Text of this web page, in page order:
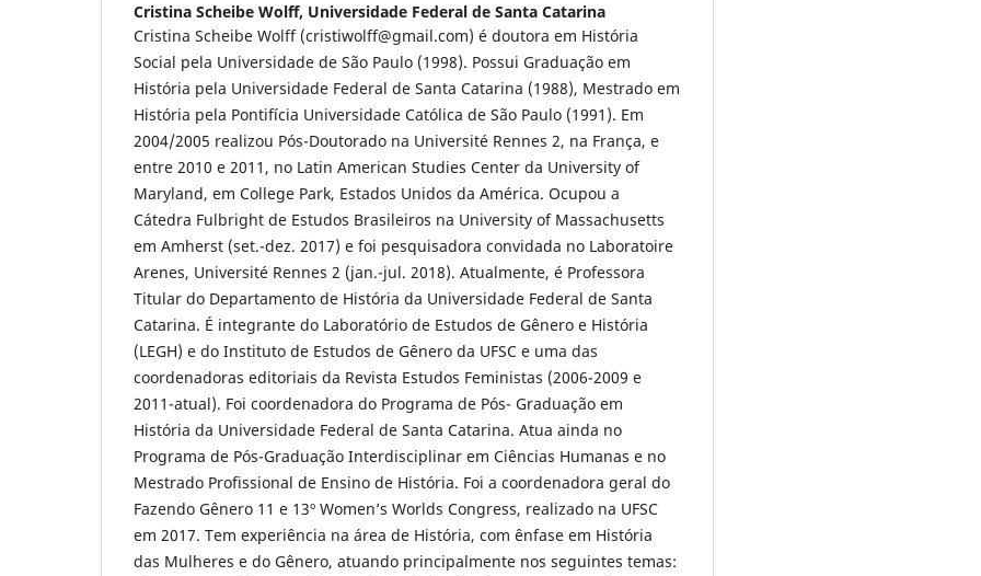
Cristina Scheibe Wolff, Universidade Federal de Santa Catarina
Cristina Scheibe Wolff (cristiwolff@gmail.com) é doutora em História
Social pela Universidade de São Paulo (1998). Possui Graduação em
História pela Universidade Federal de Santa Catarina (1988), Mestrado em
História pela Pontifícia Universidade Católica de São Paulo (1991). Em
2004/2005 realizou Pós-Doutorado na Université Rennes 2, na França, e
entre 2010 e 2011, no Latin American Studies Center da University of
Maryland, em College Park, Estados Unidos da América. Ocupou a
Cátedra Fulbright de Estudos Brasileiros na University of Massachusetts
em Amherst (set.-dez. 2017) e foi pesquisadora convidada no Laboratoire
Arenes, Université Rennes 2 (jan.-jul. 2018). Atualmente, é Professora
Titular do Departamento de História da Universidade Federal de Santa
Catarina. É integrante do Laboratório de Estudos de Gênero e História
(LEGH) e do Instituto de Estudos de Gênero da UFSC e uma das
coordenadoras editoriais da Revista Estudos Feministas (2006-2009 e
2011-atual). Foi coordenadora do Programa de Pós- Graduação em
História da Universidade Federal de Santa Catarina. Atua ainda no
Programa de Pós-Graduação Interdisciplinar em Ciências Humanas e no
Mestrado Profissional de Ensino de História. Foi a coordenadora geral do
Fazendo Gênero 11 e 13º Women’s Worlds Congress, realizado na UFSC
em 2017. Tem experiência na área de História, com ênfase em História
das Mulheres e do Gênero, atuando principalmente nos seguintes temas: